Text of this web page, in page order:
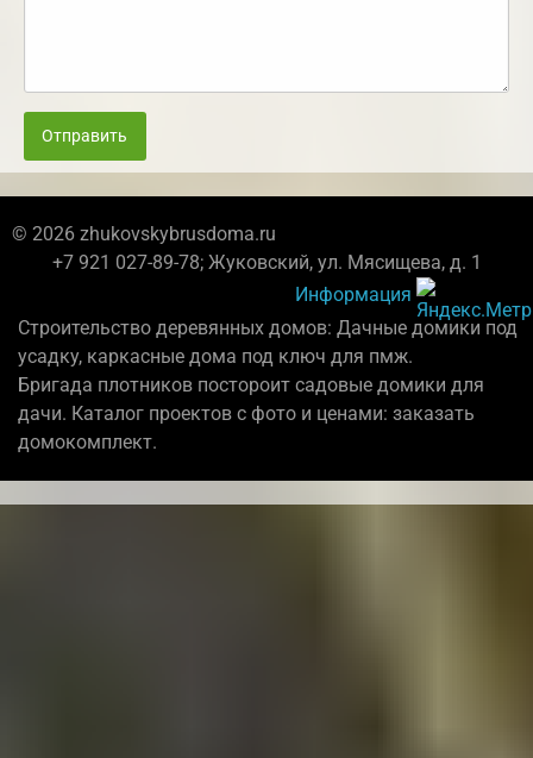
Отправить
© 2026 zhukovskybrusdoma.ru
+7 921 027-89-78; Жуковский, ул. Мясищева, д. 1
Информация
Строительство деревянных домов: Дачные домики под
усадку, каркасные дома под ключ для пмж.
Бригада плотников постороит садовые домики для
дачи. Каталог проектов с фото и ценами: заказать
домокомплект.